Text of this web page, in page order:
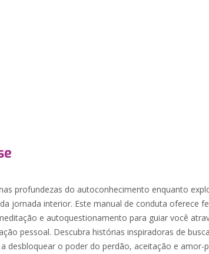
profundezas do autoconhecimento enquanto
jornada interior. Este manual de conduta oferece
e autoquestionamento para guiar você
pessoal. Descubra histórias inspiradoras de
desbloquear o poder do perdão, aceitação e amor-